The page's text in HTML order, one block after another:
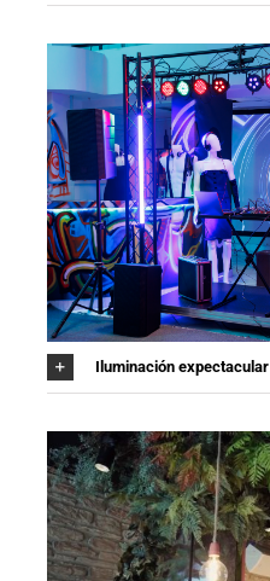
Iluminación expectacular